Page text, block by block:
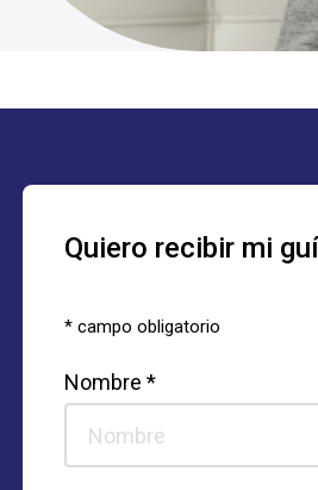
Quiero recibir mi
* campo obligatorio
Nombre *